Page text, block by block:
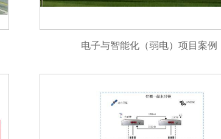
电子与智能化（弱电）项目案例